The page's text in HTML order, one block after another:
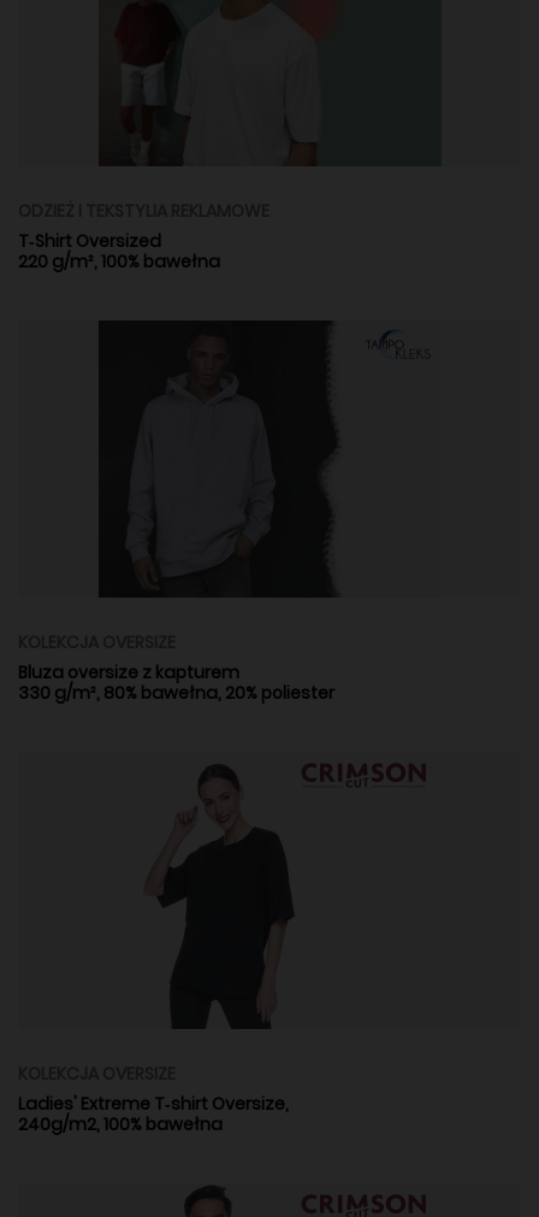
T‑Shirt Oversized
220 g/m², 100% bawełna
Bluza oversize z kapturem
330 g/m², 80% bawełna, 20% poliester
Ladies' Extreme T‑shirt Oversize,
240g/m2, 100% bawełna